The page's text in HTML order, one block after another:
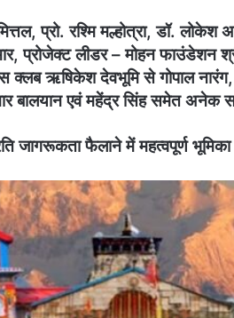
प्रो. रश्मि मल्होत्रा, डॉ. लोकेश
प्रोजेक्ट लीडर – मोहन फाउंडेशन
ऋषिकेश देवभूमि से गोपाल नारंग,
बालयान एवं महेंद्र सिंह समेत अनेक
जागरूकता फैलाने में महत्वपूर्ण भूमिका